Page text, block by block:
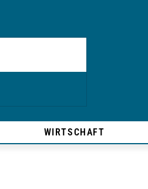
WIRTSCHAFT